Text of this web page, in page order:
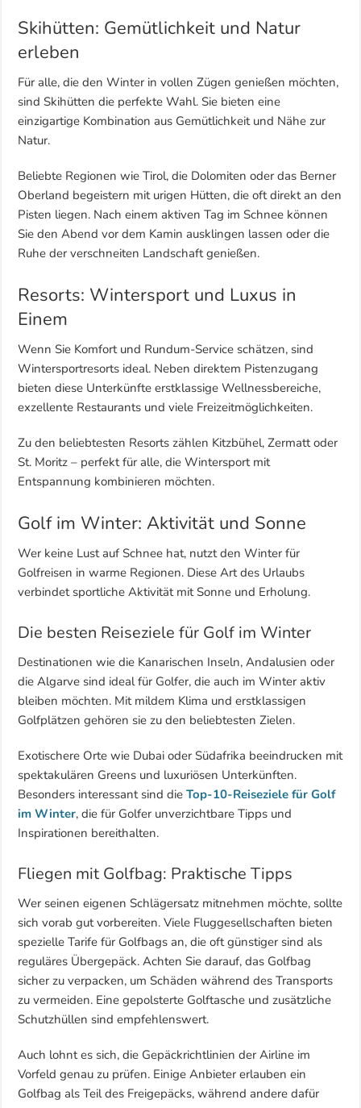
Skihütten: Gemütlichkeit und Natur
erleben
Für alle, die den Winter in vollen Zügen genießen möchten,
sind Skihütten die perfekte Wahl. Sie bieten eine
einzigartige Kombination aus Gemütlichkeit und Nähe zur
Natur.
Beliebte Regionen wie Tirol, die Dolomiten oder das Berner
Oberland begeistern mit urigen Hütten, die oft direkt an den
Pisten liegen. Nach einem aktiven Tag im Schnee können
Sie den Abend vor dem Kamin ausklingen lassen oder die
Ruhe der verschneiten Landschaft genießen.
Resorts: Wintersport und Luxus in
Einem
Wenn Sie Komfort und Rundum-Service schätzen, sind
Wintersportresorts ideal. Neben direktem Pistenzugang
bieten diese Unterkünfte erstklassige Wellnessbereiche,
exzellente Restaurants und viele Freizeitmöglichkeiten.
Zu den beliebtesten Resorts zählen Kitzbühel, Zermatt oder
St. Moritz – perfekt für alle, die Wintersport mit
Entspannung kombinieren möchten.
Golf im Winter: Aktivität und Sonne
Wer keine Lust auf Schnee hat, nutzt den Winter für
Golfreisen in warme Regionen. Diese Art des Urlaubs
verbindet sportliche Aktivität mit Sonne und Erholung.
Die besten Reiseziele für Golf im Winter
Destinationen wie die Kanarischen Inseln, Andalusien oder
die Algarve sind ideal für Golfer, die auch im Winter aktiv
bleiben möchten. Mit mildem Klima und erstklassigen
Golfplätzen gehören sie zu den beliebtesten Zielen.
Exotischere Orte wie Dubai oder Südafrika beeindrucken mit
spektakulären Greens und luxuriösen Unterkünften.
Besonders interessant sind dieTop-10-Reiseziele für Golf
im Winter, die für Golfer unverzichtbare Tipps und
Inspirationen bereithalten.
Fliegen mit Golfbag: Praktische Tipps
Wer seinen eigenen Schlägersatz mitnehmen möchte, sollte
sich vorab gut vorbereiten. Viele Fluggesellschaften bieten
spezielle Tarife für Golfbags an, die oft günstiger sind als
reguläres Übergepäck. Achten Sie darauf, das Golfbag
sicher zu verpacken, um Schäden während des Transports
zu vermeiden. Eine gepolsterte Golftasche und zusätzliche
Schutzhüllen sind empfehlenswert.
Auch lohnt es sich, die Gepäckrichtlinien der Airline im
Vorfeld genau zu prüfen. Einige Anbieter erlauben ein
Golfbag als Teil des Freigepäcks, während andere dafür